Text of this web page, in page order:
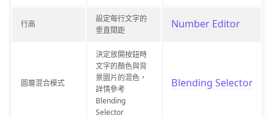
行高
設定每行文字的
垂直間距
Number Editor
圖層混合模式
決定放開按鈕時
文字的顏色與背
景圖片的混色，
詳情參考
Blending
Selector
Blending Selector